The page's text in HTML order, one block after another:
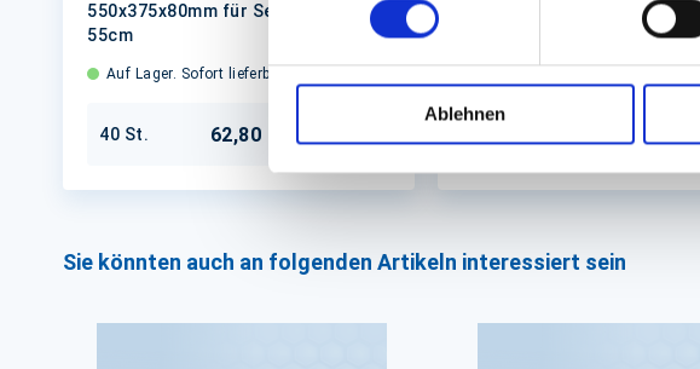
Ablehnen
550x375x80mm für Servierplatte
55cm
Auf Lager. Sofort lieferbar.
40 St. 62,80 € In den Warenkorb
50 St.
Sie könnten auch an folgenden Artikeln interessiert sein